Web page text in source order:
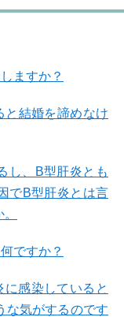
ますか？
と結婚を諦めなけ
し、B型肝炎とも
でB型肝炎とは言
ですか？
感染していると
な気がするのです